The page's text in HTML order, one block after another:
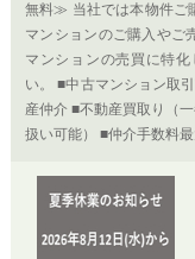
無料≫ 当社では本物件ご
マンションのご購入やご
マンションの売買に特
い。 ■中古マンション取
産仲介 ■不動産買取り（
扱い可能） ■仲介手数料